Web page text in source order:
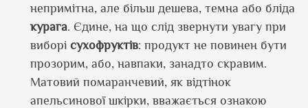
непримітна, але більш дешева, темна або бліда
курага. Єдине, на що слід звернути увагу при
виборі сухофруктів: продукт не повинен бути
прозорим, або, навпаки, занадто скравим.
Матовий помаранчевий, як відтінок
апельсинової шкірки, вважається ознакою